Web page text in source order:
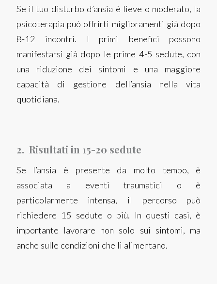
Se il tuo disturbo d’ansia è lieve o moderato, la
psicoterapia può offrirti miglioramenti già dopo
8-12 incontri. I primi benefici possono
manifestarsi già dopo le prime 4-5 sedute, con
una riduzione dei sintomi e una maggiore
capacità di gestione dell’ansia nella vita
quotidiana.
2. Risultati in 15-20 sedute
Se l’ansia è presente da molto tempo, è
associata a eventi traumatici o è
particolarmente intensa, il percorso può
richiedere 15 sedute o più. In questi casi, è
importante lavorare non solo sui sintomi, ma
anche sulle condizioni che li alimentano.